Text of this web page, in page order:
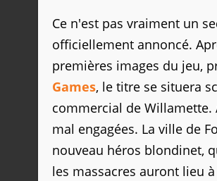
Ce n'est pas vraiment un
officiellement annoncé.
premières images du jeu,
Games, le titre se situera
commercial de
mal engagées. La ville de
nouveau héros blondinet,
les massacres auront lieu